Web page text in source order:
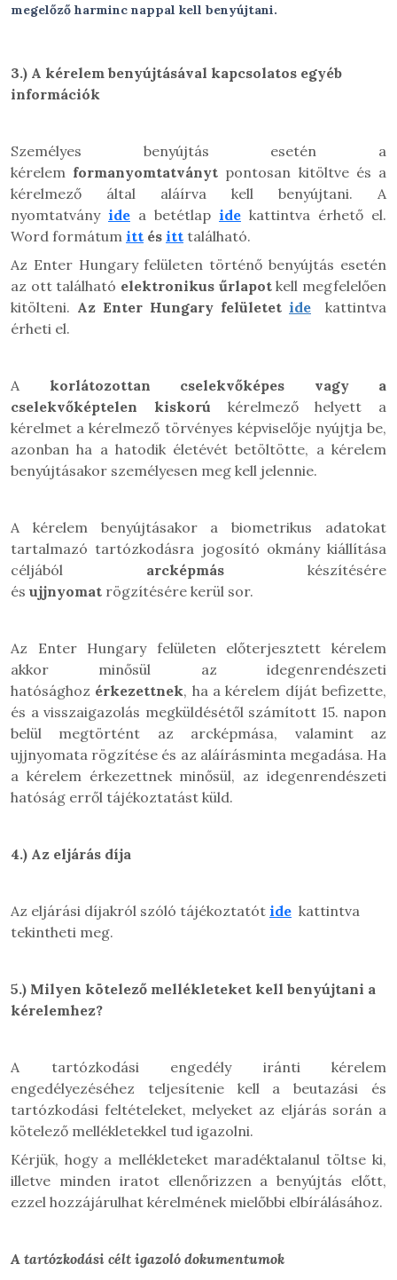
megelőző harminc nappal kell benyújtani.
3.) A kérelem benyújtásával kapcsolatos egyéb
információk
Személyes benyújtás esetén a
kérelem formanyomtatványt pontosan kitöltve és a
kérelmező által aláírva kell benyújtani. A
nyomtatvány ide a betétlap ide kattintva érhető el.
Word formátum itt és itt található.
Az Enter Hungary felületen történő benyújtás esetén
az ott található elektronikus űrlapotkell megfelelően
kitölteni. Az Enter Hungary felületet ide
kattintva
érheti el.
A korlátozottan cselekvőképes vagy a
cselekvőképtelen kiskorú kérelmező helyett a
kérelmet a kérelmező törvényes képviselője nyújtja be,
azonban ha a hatodik életévét betöltötte, a kérelem
benyújtásakor személyesen meg kell jelennie.
A kérelem benyújtásakor a biometrikus adatokat
tartalmazó tartózkodásra jogosító okmány kiállítása
céljából arcképmás készítésére
és ujjnyomat rögzítésére kerül sor.
Az Enter Hungary felületen előterjesztett kérelem
akkor minősül az idegenrendészeti
hatósághoz érkezettnek, ha a kérelem díját befizette,
és a visszaigazolás megküldésétől számított 15. napon
belül megtörtént az arcképmása, valamint az
ujjnyomata rögzítése és az aláírásminta megadása. Ha
a kérelem érkezettnek minősül, az idegenrendészeti
hatóság erről tájékoztatást küld.
4.) Az eljárás díja
Az eljárási díjakról szóló tájékoztatót ide kattintva
tekintheti meg.
5.) Milyen kötelező mellékleteket kell benyújtani a
kérelemhez?
A tartózkodási engedély iránti kérelem
engedélyezéséhez teljesítenie kell a beutazási és
tartózkodási feltételeket, melyeket az eljárás során a
kötelező mellékletekkel tud igazolni.
Kérjük, hogy a mellékleteket maradéktalanul töltse ki,
illetve minden iratot ellenőrizzen a benyújtás előtt,
ezzel hozzájárulhat kérelmének mielőbbi elbírálásához.
A tartózkodási célt igazoló dokumentumok